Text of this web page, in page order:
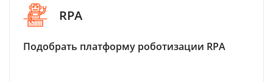
RPA
Подобрать платформу роботизации RPA